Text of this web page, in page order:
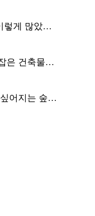
서울역사박물관 이렇게 많았어? 주말마다 한 곳씩 떠나는 역사 산책
나의 마음을 사로잡은 건축물은? '서울시 건축상' 수상작 공개!
더울수록 더 걷고 싶어지는 숲길! 서울둘레길 '아차산 코스'